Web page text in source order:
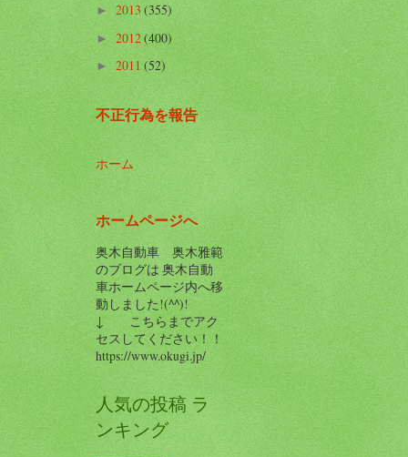
►2013(355)
►2012(400)
►2011(52)
不正行為を報告
ホーム
ホームページへ
奥木自動車 奥木雅範
のブログは 奥木自動
車ホームページ内へ移
動しました!(^^)!
↓ こちらまでアク
セスしてください！！
https://www.okugi.jp/
人気の投稿 ラ
ンキング